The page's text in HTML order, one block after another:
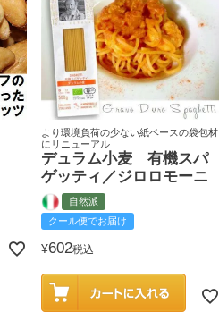
より環境負荷の少ない紙ベースの袋包材
にリニューアル
デュラム小麦 有機スパ
ゲッティ／ジロロモーニ
自然派
クール便でお届け
¥602税込